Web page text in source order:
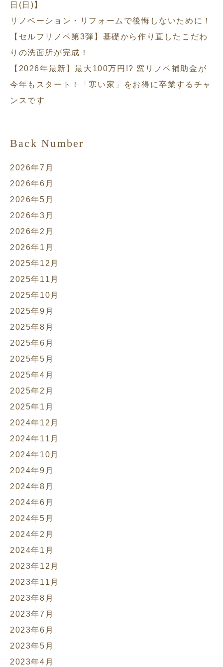
日(日)】
リノベーション・リフォームで後悔しないために！
【セルフリノベ第3弾】基礎から作り直したこだわ
りの洗面所が完成！
【2026年最新】最大100万円!? 窓リノベ補助金が
今年もスタート！「寒い家」をお得に卒業するチャ
ンスです
Back Number
2026年7月
2026年6月
2026年5月
2026年3月
2026年2月
2026年1月
2025年12月
2025年11月
2025年10月
2025年9月
2025年8月
2025年6月
2025年5月
2025年4月
2025年2月
2025年1月
2024年12月
2024年11月
2024年10月
2024年9月
2024年8月
2024年6月
2024年5月
2024年2月
2024年1月
2023年12月
2023年11月
2023年8月
2023年7月
2023年6月
2023年5月
2023年4月